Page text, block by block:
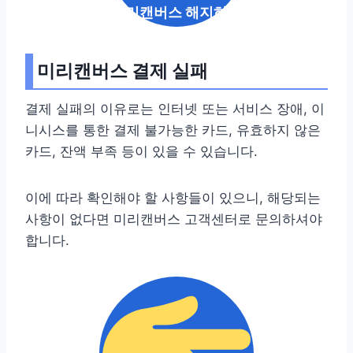
미리캔버스 해지하기
미리캔버스 결제 실패
결제 실패의 이유로는 인터넷 또는 서비스 장애, 이
니시스를 통한 결제 불가능한 카드, 유효하지 않은
카드, 잔액 부족 등이 있을 수 있습니다.
이에 따라 확인해야 할 사항들이 있으니, 해당되는
사항이 없다면 미리캔버스 고객센터로 문의하셔야
합니다.